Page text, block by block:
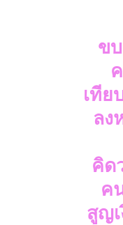
ข
เทีย
ลง
คิด
ค
สูญ